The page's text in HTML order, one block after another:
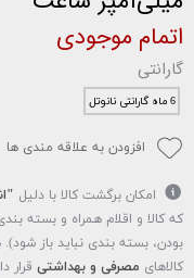
اتمام موجودی
گارانتی
6 ماه گارانتی نانوتل
افزودن به علاقه مندی ها
امکان برگشت کالا با دلیل
که کالا و اقلام همراه و بسته
بودن، بسته بندی نباید باز
کالاهای مصرفی و بهداشتی قرار